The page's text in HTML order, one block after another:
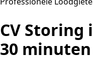
CV Storing
30